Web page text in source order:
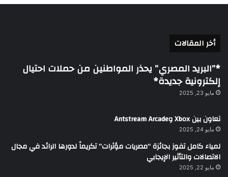
أخر المقالات
*”البريد المصري” يحذر المواطنين من حملات احتيال
إلكترونية جديدة*
مايو 23, 2025
تعاون بين Xbox وAntstream Arcade
مايو 24, 2025
لمياء كامل تفوز بجائزة “مصريات مؤثرات” تكريماً لدورها الرائد في مجال
الاتصالات والتأثير الإيجابي
مايو 22, 2025